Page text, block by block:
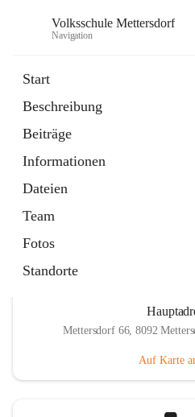
Volksschule Mettersdorf
Navigation
Start
Beschreibung
Beiträge
Informationen
Dateien
Team
Fotos
Standorte
Externe Webseite
in
Tab
Termine
Artikel
öffnet
in
neuem
Tab
Mettersdorf 66, 8092
Auf Karte